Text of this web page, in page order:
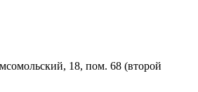
18, пом. 68 (второй